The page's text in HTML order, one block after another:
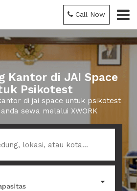
Call Now
Kantor di JAI Space
Psikotest
di jai space untuk psikotest
sewa melalui XWORK